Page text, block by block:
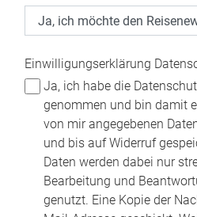
Einwilligungserklärung
Ja, ich habe die
genommen und bin damit
von mir angegebenen
und bis auf Widerruf
Daten werden dabei nur
Bearbeitung und
genutzt. Eine Kopie der